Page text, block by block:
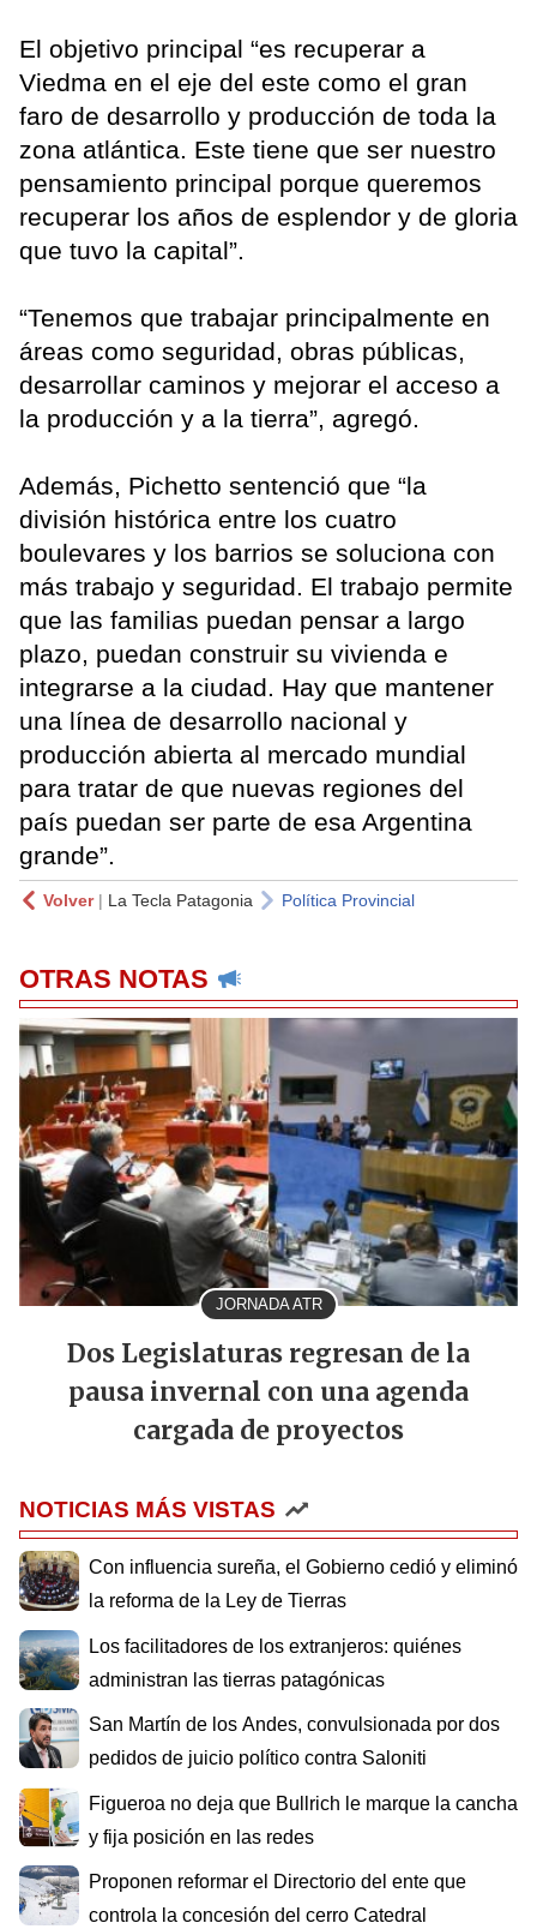
El objetivo principal “es recuperar a
Viedma en el eje del este como el gran
faro de desarrollo y producción de toda la
zona atlántica. Este tiene que ser nuestro
pensamiento principal porque queremos
recuperar los años de esplendor y de gloria
que tuvo la capital”.
“Tenemos que trabajar principalmente en
áreas como seguridad, obras públicas,
desarrollar caminos y mejorar el acceso a
la producción y a la tierra”, agregó.
Además, Pichetto sentenció que “la
división histórica entre los cuatro
boulevares y los barrios se soluciona con
más trabajo y seguridad. El trabajo permite
que las familias puedan pensar a largo
plazo, puedan construir su vivienda e
integrarse a la ciudad. Hay que mantener
una línea de desarrollo nacional y
producción abierta al mercado mundial
para tratar de que nuevas regiones del
país puedan ser parte de esa Argentina
grande”.
Volver| La Tecla Patagonia Política Provincial
OTRAS NOTAS
JORNADA ATR
Dos Legislaturas regresan de la
pausa invernal con una agenda
cargada de proyectos
NOTICIAS MÁS VISTAS
Con influencia sureña, el Gobierno cedió y eliminó
la reforma de la Ley de Tierras
Los facilitadores de los extranjeros: quiénes
administran las tierras patagónicas
San Martín de los Andes, convulsionada por dos
pedidos de juicio político contra Saloniti
Figueroa no deja que Bullrich le marque la cancha
y fija posición en las redes
Proponen reformar el Directorio del ente que
controla la concesión del cerro Catedral